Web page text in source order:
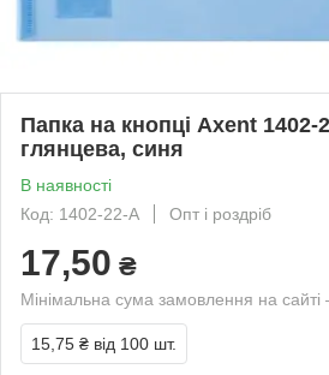
Папка на кнопці Axent 1402-
глянцева, синя
В наявності
Код: 1402-22-A
Опт і роздріб
17,50 ₴
Мінімальна сума замовлення на
15,75 ₴ від 100 шт.